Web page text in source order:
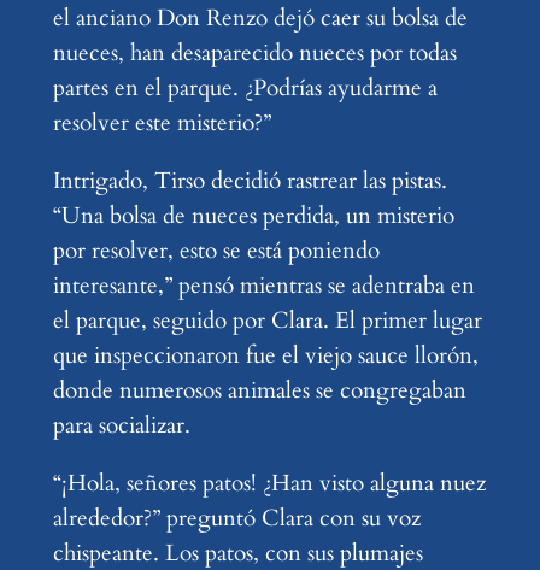
el anciano Don Renzo dejó caer su bolsa de
nueces, han desaparecido nueces por todas
partes en el parque. ¿Podrías ayudarme a
resolver este misterio?”
Intrigado, Tirso decidió rastrear las pistas.
“Una bolsa de nueces perdida, un misterio
por resolver, esto se está poniendo
interesante,” pensó mientras se adentraba en
el parque, seguido por Clara. El primer lugar
que inspeccionaron fue el viejo sauce llorón,
donde numerosos animales se congregaban
para socializar.
“¡Hola, señores patos! ¿Han visto alguna nuez
alrededor?” preguntó Clara con su voz
chispeante. Los patos, con sus plumajes